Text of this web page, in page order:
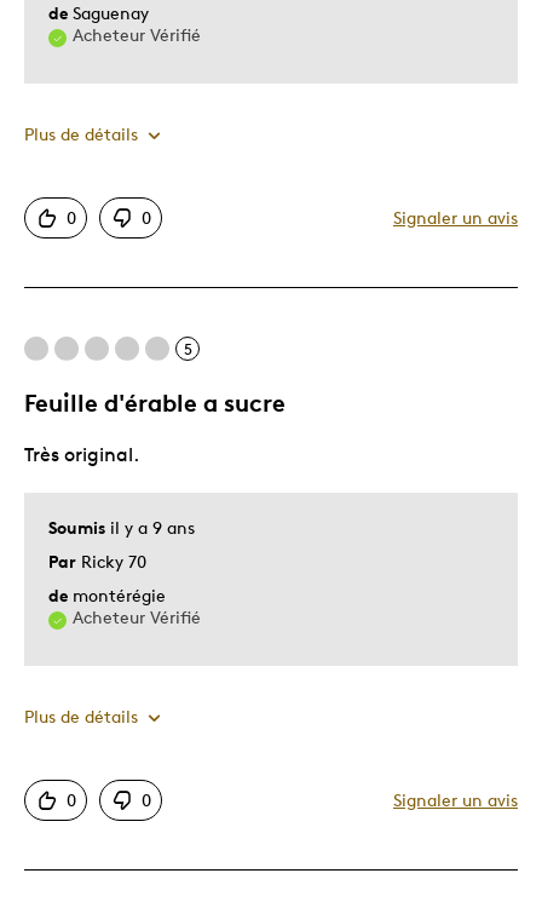
de Saguenay
Acheteur Vérifié
Plus de détails
Le pour
Motif attrayant
Très bonne qualité
Occasion spéciale
Décrivez-vous
0 0 Signaler un avis
5
Feuille d'érable a sucre
Soumis il y a 9 ans
Par Ricky 70
de montérégie
Acheteur Vérifié
Très original.
Plus de détails
Le pour
0 0 Signaler un avis